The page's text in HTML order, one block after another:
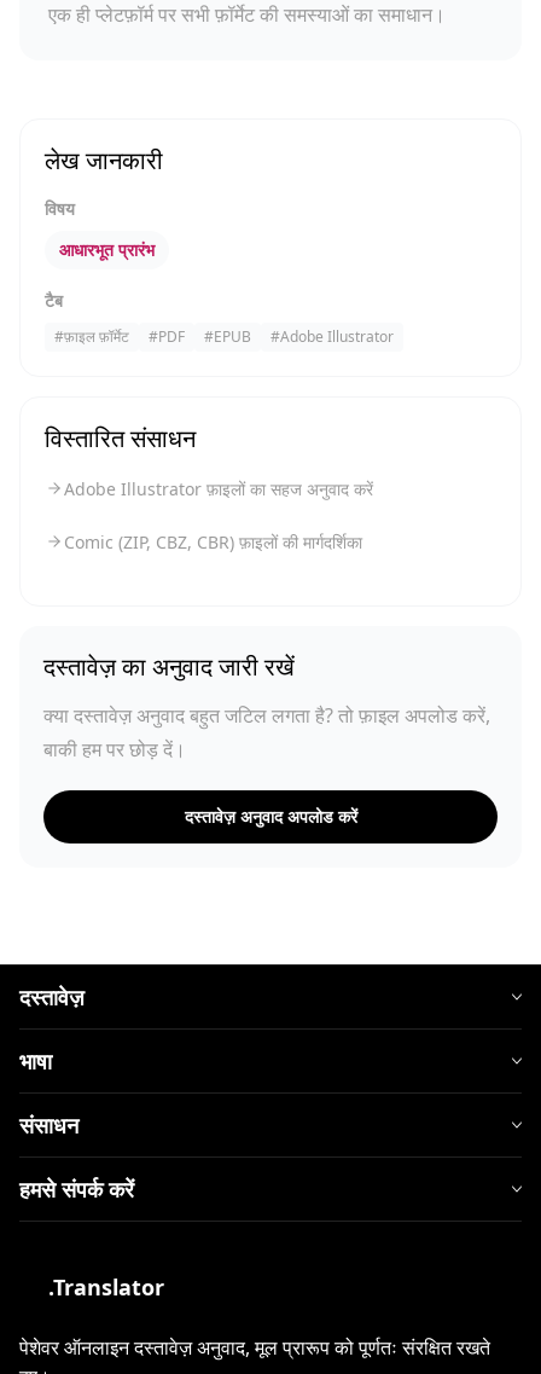
एक ही प्लेटफ़ॉर्म पर सभी फ़ॉर्मेट की समस्याओं का समाधान।
लेख जानकारी
विषय
आधारभूत प्रारंभ
टैब
#फ़ाइल फ़ॉर्मेट #PDF #EPUB #Adobe Illustrator
विस्तारित संसाधन
Adobe Illustrator फ़ाइलों का सहज अनुवाद करें
Comic (ZIP, CBZ, CBR) फ़ाइलों की मार्गदर्शिका
दस्तावेज़ का अनुवाद जारी रखें
क्या दस्तावेज़ अनुवाद बहुत जटिल लगता है? तो फ़ाइल अपलोड करें,
बाकी हम पर छोड़ दें।
दस्तावेज़ अनुवाद अपलोड करें
दस्तावेज़
भाषा
संसाधन
हमसे संपर्क करें
.Translator
पेशेवर ऑनलाइन दस्तावेज़ अनुवाद, मूल प्रारूप को पूर्णतः संरक्षित रखते